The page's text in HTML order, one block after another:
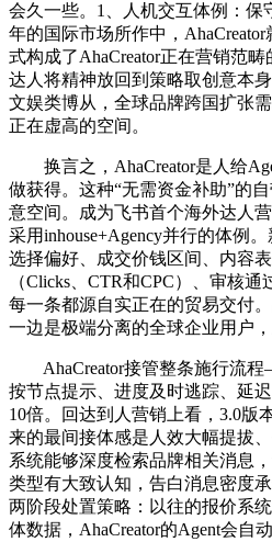
会久一些。1、人机交互体例：保
年的国际市场所作中，
式构成了AhaCreator正在营销范
达人将精神放回到策略取创意本
文娱类博从，全球品牌跨国扩张
正在虚高的空间。
换言之，AhaCreator是人给
做获得。这种“无需资金补助”的
意空间。成为飞书首个海外达人
采用inhouse+Agency并行的体例
选择偏好、成交价钱区间、内容
（Clicks、CTR和CPC）、审核
每一条都源自实正在的贸易交付
一边是极端分离的全球企业用户，
AhaCreator接管整条施行流
按节点提示、进度及时逃踪、延
10倍。回达到人营销上看，3.0版
来的最间接体感是人效大幅提拔
系统能够深度检索品牌相关消息
类型有大致认知，告白消息密度
两阶段处置策略：以往的报价系
体数据，AhaCreator的Agent会自